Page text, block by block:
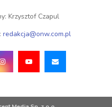
Krzysztof Czapul
redakcja@onw.com.pl